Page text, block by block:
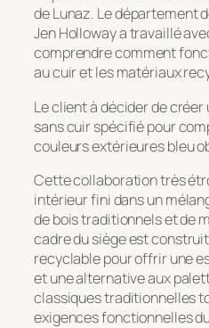
de Lunaz. Le département
Jen Holloway a travaillé
comprendre comment
au cuir et les matériaux
Le client à décider de
sans cuir spécifié pour
couleurs extérieures bleu
Cette collaboration très
intérieur fini dans un
de bois traditionnels et de
cadre du siège est
recyclable pour offrir une
et une alternative aux
classiques traditionnelles
exigences fonctionnelles